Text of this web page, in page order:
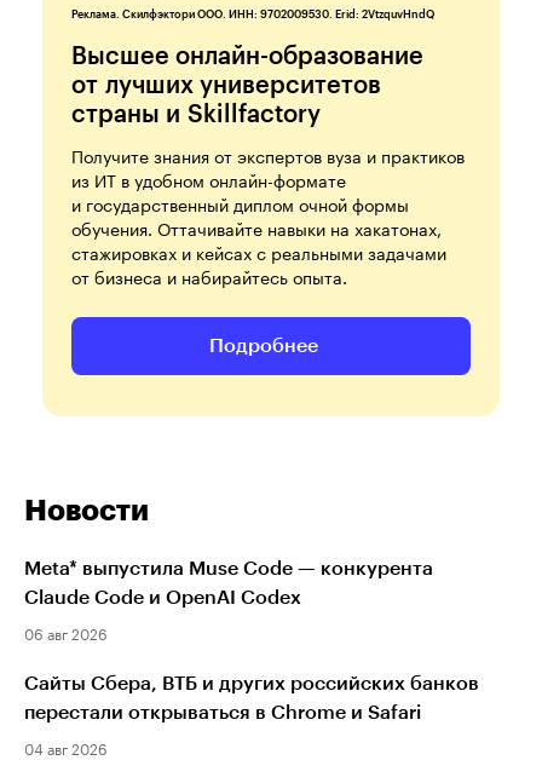
Реклама. Скилфэктори ООО. ИНН: 9702009530. Erid: 2VtzquvHndQ
Высшее онлайн-образование
от лучших университетов
страны и Skillfactory
Получите знания от экспертов вуза и практиков
из ИТ в удобном онлайн-формате
и государственный диплом очной формы
обучения. Оттачивайте навыки на хакатонах,
стажировках и кейсах с реальными задачами
от бизнеса и набирайтесь опыта.
Подробнее
Новости
Meta* выпустила Muse Code — конкурента
Claude Code и OpenAI Codex
06 авг 2026
Сайты Сбера, ВТБ и других российских банков
перестали открываться в Chrome и Safari
04 авг 2026